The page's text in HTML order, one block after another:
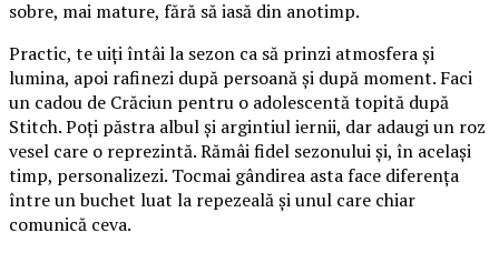
sobre, mai mature, fără să iasă din anotimp.
Practic, te uiți întâi la sezon ca să prinzi atmosfera și
lumina, apoi rafinezi după persoană și după moment. Faci
un cadou de Crăciun pentru o adolescentă topită după
Stitch. Poți păstra albul și argintiul iernii, dar adaugi un roz
vesel care o reprezintă. Rămâi fidel sezonului și, în același
timp, personalizezi. Tocmai gândirea asta face diferența
între un buchet luat la repezeală și unul care chiar
comunică ceva.